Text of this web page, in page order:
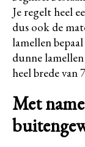
Je regelt heel
dus ook de
lamellen
dunne
heel brede van
Met